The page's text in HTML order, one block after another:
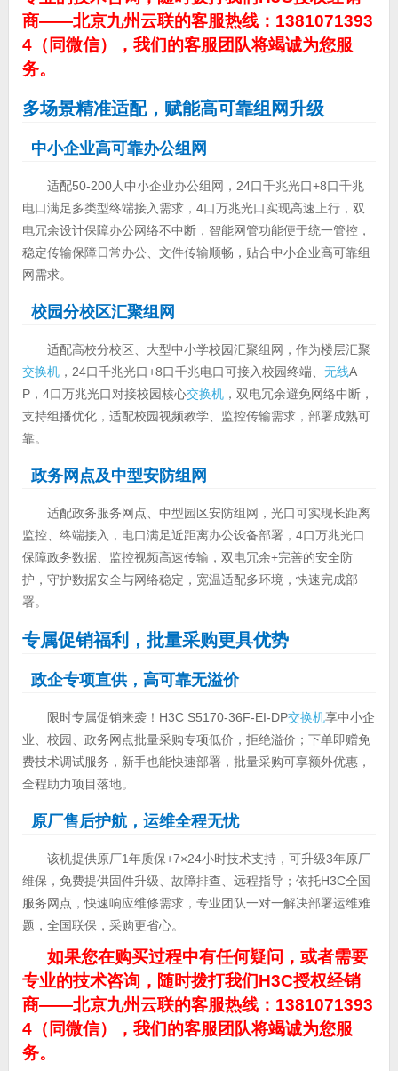
商——北京九州云联的客服热线：1381071393
4（同微信），我们的客服团队将竭诚为您服
务。
多场景精准适配，赋能高可靠组网升级
中小企业高可靠办公组网
适配50-200人中小企业办公组网，24口千兆光口+8口千兆
电口满足多类型终端接入需求，4口万兆光口实现高速上行，双
电冗余设计保障办公网络不中断，智能网管功能便于统一管控，
稳定传输保障日常办公、文件传输顺畅，贴合中小企业高可靠组
网需求。
校园分校区汇聚组网
适配高校分校区、大型中小学校园汇聚组网，作为楼层汇聚
交换机，24口千兆光口+8口千兆电口可接入校园终端、 无线A
P，4口万兆光口对接校园核心交换机，双电冗余避免网络中断，
支持组播优化，适配校园视频教学、监控传输需求，部署成熟可
靠。
政务网点及中型安防组网
适配政务服务网点、中型园区安防组网，光口可实现长距离
监控、终端接入，电口满足近距离办公设备部署，4口万兆光口
保障政务数据、监控视频高速传输，双电冗余+完善的安全防
护，守护数据安全与网络稳定，宽温适配多环境，快速完成部
署。
专属促销福利，批量采购更具优势
政企专项直供，高可靠无溢价
限时专属促销来袭！H3C S5170-36F-EI-DP交换机享中小企
业、校园、政务网点批量采购专项低价，拒绝溢价；下单即赠免
费技术调试服务，新手也能快速部署，批量采购可享额外优惠，
全程助力项目落地。
原厂售后护航，运维全程无忧
该机提供原厂1年质保+7×24小时技术支持，可升级3年原厂
维保，免费提供固件升级、故障排查、远程指导；依托H3C全国
服务网点，快速响应维修需求，专业团队一对一解决部署运维难
题，全国联保，采购更省心。
如果您在购买过程中有任何疑问，或者需要
专业的技术咨询，随时拨打我们H3C授权经销
商——北京九州云联的客服热线：1381071393
4（同微信），我们的客服团队将竭诚为您服
务。